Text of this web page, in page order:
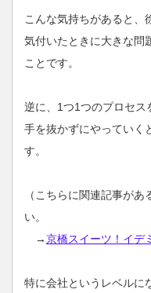
こんな気持ちがあると、
気付いたときに大きな問
ことです。
逆に、1つ1つのプロセス
手を抜かずにやっていく
す。
（こちらに関連記事が
い。
→京橋スイーツ！イデ
特に会社というレベルに